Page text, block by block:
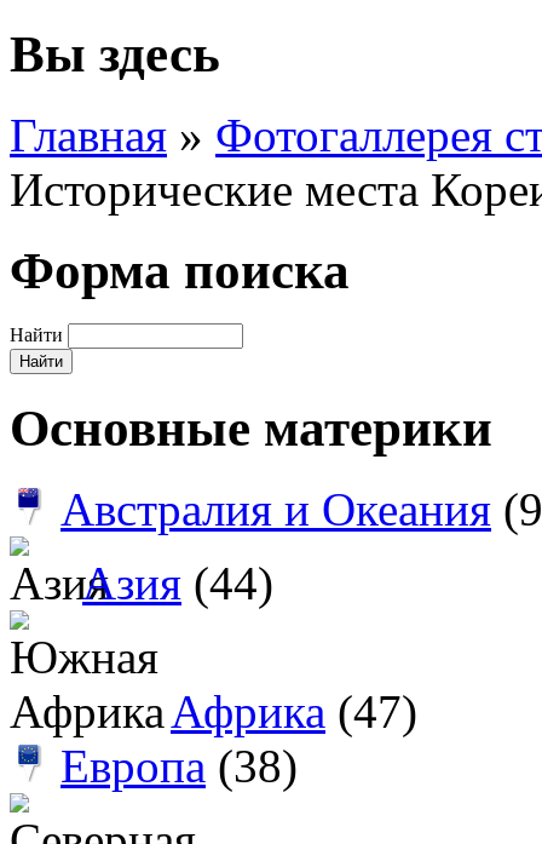
Вы здесь
Главная » Фотогаллерея
Исторические места
Форма поиска
Найти
Основные материки
Австралия и Океания
Азия (44)
Африка (47)
Европа (38)